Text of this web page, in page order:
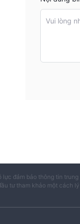
Vui lòng
đảm bảo thông tin
tư tham khảo một cách